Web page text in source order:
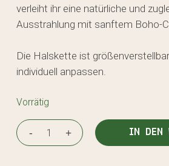
verleiht ihr eine natürliche und
Ausstrahlung mit sanftem Boho-
Die Halskette ist
individuell anpassen.
Vorrätig
IN DEN